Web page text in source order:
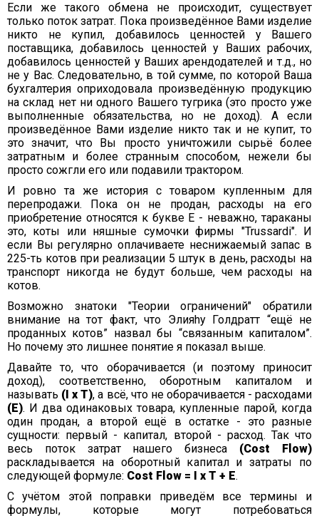
Если же такого обмена не происходит, существует
только поток затрат. Пока произведённое Вами изделие
никто не купил, добавилось ценностей у Вашего
поставщика, добавилось ценностей у Ваших рабочих,
добавилось ценностей у Ваших арендодателей и т.д., но
не у Вас. Следовательно, в той сумме, по которой Ваша
бухгалтерия оприходовала произведённую продукцию
на склад нет ни одного Вашего тугрика (это просто уже
выполненные обязательства, но не доход). А если
произведённое Вами изделие никто так и не купит, то
это значит, что Вы просто уничтожили сырьё более
затратным и более странным способом, нежели бы
просто сожгли его или подавили трактором.
И ровно та же история с товаром купленным для
перепродажи. Пока он не продан, расходы на его
приобретение относятся к букве Е - неважно, тараканы
это, коты или няшные сумочки фирмы "Trussardi". И
если Вы регулярно оплачиваете неснижаемый запас в
225-ть котов при реализации 5 штук в день, расходы на
транспорт никогда не будут больше, чем расходы на
котов.
Возможно знатоки "Теории ограничений" обратили
внимание на тот факт, что Элияhу Голдратт “ещё не
проданных котов” назвал бы “связанным капиталом”.
Но почему это лишнее понятие я показал выше.
Давайте то, что оборачивается (и поэтому приносит
доход), соответственно, оборотным капиталом и
называть (I х T), а всё, что не оборачивается - расходами
(Е). И два одинаковых товара, купленные парой, когда
один продан, а второй ещё в остатке - это разные
сущности: первый - капитал, второй - расход. Так что
весь поток затрат нашего бизнеса (Cost Flow)
раскладывается на оборотный капитал и затраты по
следующей формуле: Cost Flow = I х T + E.
C учётом этой поправки приведём все термины и
формулы, которые могут потребоваться